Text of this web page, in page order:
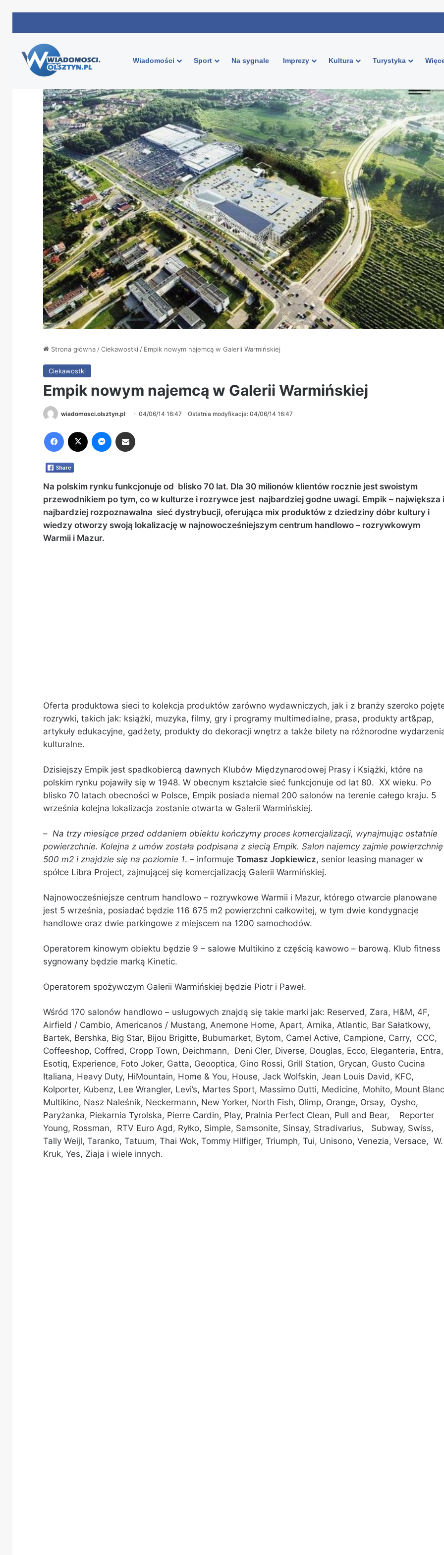
Wiadomości Sport Na sygnale Imprezy Kultura Turystyka
Strona główna/Ciekawostki / Empik nowym najemcą w Galerii Warmińskiej
Ciekawostki
Empik nowym najemcą w Galerii Warmińskiej
wiadomosci.olsztyn.pl 04/06/14 16:47 Ostatnia modyfikacja: 04/06/14 16:47
Na polskim rynku funkcjonuje od blisko 70 lat. Dla 30 milionów klientów rocznie jest swoistym
przewodnikiem po tym, co w kulturze i rozrywce jest najbardziej godne uwagi. Empik – największa i
najbardziej rozpoznawalna sieć dystrybucji, oferująca mix produktów z dziedziny dóbr kultury i
wiedzy otworzy swoją lokalizację w najnowocześniejszym centrum handlowo – rozrywkowym
Warmii i Mazur.
Oferta produktowa sieci to kolekcja produktów zarówno wydawniczych, jak i z branży szeroko
rozrywki, takich jak: książki, muzyka, filmy, gry i programy multimedialne, prasa, produkty art&pap,
artykuły edukacyjne, gadżety, produkty do dekoracji wnętrz a także bilety na różnorodne
kulturalne.
Dzisiejszy Empik jest spadkobiercą dawnych Klubów Międzynarodowej Prasy i Książki, które na
polskim rynku pojawiły się w 1948. W obecnym kształcie sieć funkcjonuje od lat 80. XX wieku. Po
blisko 70 latach obecności w Polsce, Empik posiada niemal 200 salonów na terenie całego kraju. 5
września kolejna lokalizacja zostanie otwarta w Galerii Warmińskiej.
– Na trzy miesiące przed oddaniem obiektu kończymy proces komercjalizacji, wynajmując ostatnie
powierzchnie. Kolejna z umów została podpisana z siecią Empik. Salon najemcy zajmie powierzchnię
500 m2 i znajdzie się na poziomie 1. – informuje Tomasz Jopkiewicz, senior leasing manager w
spółce Libra Project, zajmującej się komercjalizacją Galerii Warmińskiej.
Najnowocześniejsze centrum handlowo – rozrywkowe Warmii i Mazur, którego otwarcie planowane
jest 5 września, posiadać będzie 116 675 m2 powierzchni całkowitej, w tym dwie kondygnacje
handlowe oraz dwie parkingowe z miejscem na 1200 samochodów.
Operatorem kinowym obiektu będzie 9 – salowe Multikino z częścią kawowo – barową. Klub fitness
sygnowany będzie marką Kinetic.
Operatorem spożywczym Galerii Warmińskiej będzie Piotr i Paweł.
Wśród 170 salonów handlowo – usługowych znajdą się takie marki jak: Reserved, Zara, H&M, 4F,
Airfield / Cambio, Americanos / Mustang, Anemone Home, Apart, Arnika, Atlantic, Bar Sałatkowy,
Bartek, Bershka, Big Star, Bijou Brigitte, Bubumarket, Bytom, Camel Active, Campione, Carry, CCC,
Coffeeshop, Coffred, Cropp Town, Deichmann, Deni Cler, Diverse, Douglas, Ecco, Eleganteria,
Esotiq, Experience, Foto Joker, Gatta, Geooptica, Gino Rossi, Grill Station, Grycan, Gusto Cucina
Italiana, Heavy Duty, HiMountain, Home & You, House, Jack Wolfskin, Jean Louis David, KFC,
Kolporter, Kubenz, Lee Wrangler, Levi’s, Martes Sport, Massimo Dutti, Medicine, Mohito, Mount
Multikino, Nasz Naleśnik, Neckermann, New Yorker, North Fish, Olimp, Orange, Orsay, Oysho,
Paryżanka, Piekarnia Tyrolska, Pierre Cardin, Play, Pralnia Perfect Clean, Pull and Bear, Reporter
Young, Rossman, RTV Euro Agd, Ryłko, Simple, Samsonite, Sinsay, Stradivarius, Subway, Swiss,
Tally Weijl, Taranko, Tatuum, Thai Wok, Tommy Hilfiger, Triumph, Tui, Unisono, Venezia, Versace, W.
Kruk, Yes, Ziaja i wiele innych.